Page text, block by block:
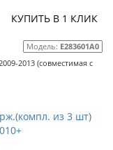
КУПИТЬ В 1 КЛИК
Модель: E283601A0
2013 (совместимая с